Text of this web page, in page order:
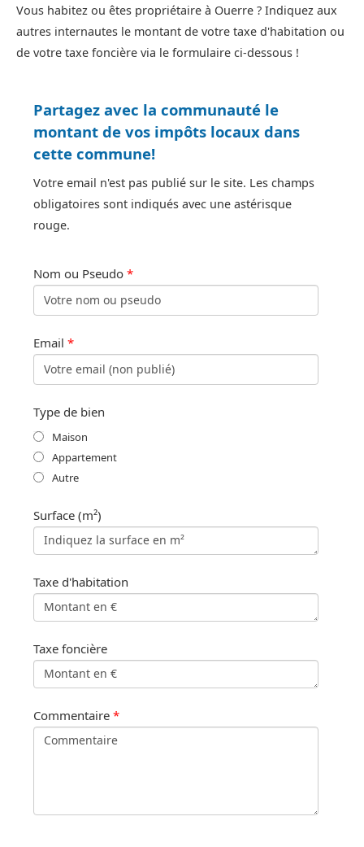
Vous habitez ou êtes propriétaire à Ouerre ? Indiquez aux
autres internautes le montant de votre taxe d'habitation ou
de votre taxe foncière via le formulaire ci-dessous !
Partagez avec la communauté le
montant de vos impôts locaux dans
cette commune!
Votre email n'est pas publié sur le site. Les champs
obligatoires sont indiqués avec une astérisque
rouge.
Nom ou Pseudo *
Email *
Type de bien
Maison
Appartement
Autre
Surface (m²)
Taxe d'habitation
Taxe foncière
Commentaire *